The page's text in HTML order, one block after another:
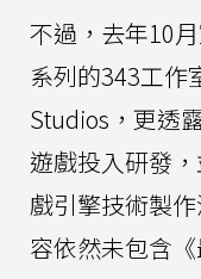
不過，去年10
系列的343工作
Studios，更透
遊戲投入研發
戲引擎技術製
容依然未包含